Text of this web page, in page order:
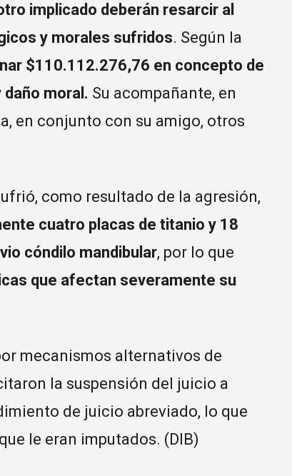
implicado deberán resarcir al
y morales sufridos. Según la
$110.112.276,76 en concepto de
moral. Su acompañante, en
en conjunto con su amigo, otros
como resultado de la agresión,
cuatro placas de titanio y 18
cóndilo mandibular, por lo que
que afectan severamente su
mecanismos alternativos de
la suspensión del juicio a
de juicio abreviado, lo que
le eran imputados. (DIB)